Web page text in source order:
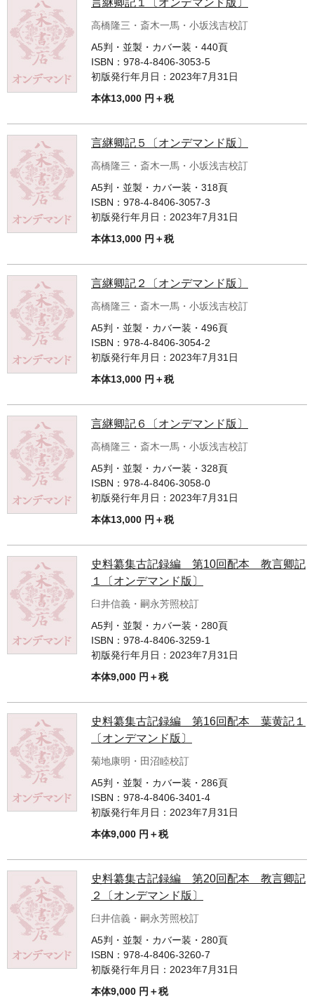
言継卿記１〔オンデマンド版〕
高橋隆三・斎木一馬・小坂浅吉校訂
A5判・並製・カバー装・440頁
ISBN： 978-4-8406-3053-5
初版発行年月日： 2023年7月31日
本体13,000 円＋税
言継卿記５〔オンデマンド版〕
高橋隆三・斎木一馬・小坂浅吉校訂
A5判・並製・カバー装・318頁
ISBN： 978-4-8406-3057-3
初版発行年月日： 2023年7月31日
本体13,000 円＋税
言継卿記２〔オンデマンド版〕
高橋隆三・斎木一馬・小坂浅吉校訂
A5判・並製・カバー装・496頁
ISBN： 978-4-8406-3054-2
初版発行年月日： 2023年7月31日
本体13,000 円＋税
言継卿記６〔オンデマンド版〕
高橋隆三・斎木一馬・小坂浅吉校訂
A5判・並製・カバー装・328頁
ISBN： 978-4-8406-3058-0
初版発行年月日： 2023年7月31日
本体13,000 円＋税
史料纂集古記録編 第10回配本 教言卿記
１〔オンデマンド版〕
臼井信義・嗣永芳照校訂
A5判・並製・カバー装・280頁
ISBN： 978-4-8406-3259-1
初版発行年月日： 2023年7月31日
本体9,000 円＋税
史料纂集古記録編 第16回配本 葉黄記１
〔オンデマンド版〕
菊地康明・田沼睦校訂
A5判・並製・カバー装・286頁
ISBN： 978-4-8406-3401-4
初版発行年月日： 2023年7月31日
本体9,000 円＋税
史料纂集古記録編 第20回配本 教言卿記
２〔オンデマンド版〕
臼井信義・嗣永芳照校訂
A5判・並製・カバー装・280頁
ISBN： 978-4-8406-3260-7
初版発行年月日： 2023年7月31日
本体9,000 円＋税